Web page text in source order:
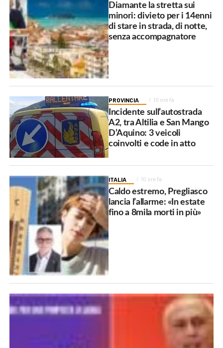
Diamante la stretta sui
minori: divieto per i 14enni
di stare in strada, di notte,
senza accompagnatore
PROVINCIA 10 ore fa
Incidente sull’autostrada
A2, tra Altilia e San Mango
D’Aquino: 3 veicoli
coinvolti e code in atto
ITALIA 10 ore fa
Caldo estremo, Pregliasco
lancia l’allarme: «In estate
fino a 8mila morti in più»